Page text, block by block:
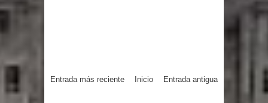
Entrada más reciente Entrada antigua
Inicio